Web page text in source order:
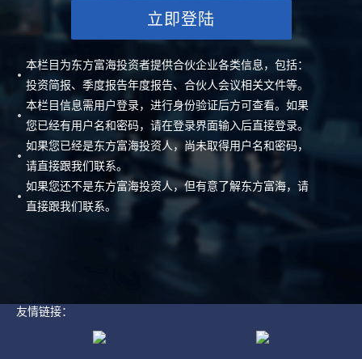
立即登陆
本栏目为东方富海投资者提供合伙企业各类信息，包括：
投资简报、季度报告年度报告、合伙人会议相关文件等。
本栏目信息需用户登录，进行身份验证后方可查看。如果
您已经有用户名和密码，请在登录界面输入后直接登录。
如果您已经是东方富海投资人，尚未取得用户名和密码，
请直接跟我们联系。
如果您还不是东方富海投资人，但有意了解东方富海，请
直接跟我们联系。
友情链接：